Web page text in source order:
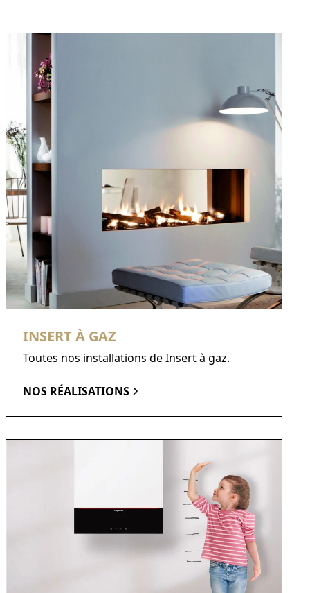
INSERT À GAZ
Toutes nos installations de Insert à gaz.
NOS RÉALISATIONS